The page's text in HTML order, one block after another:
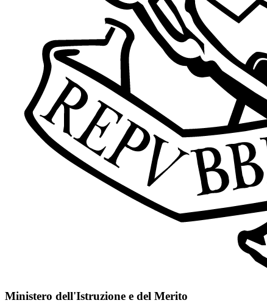
Ministero dell'Istruzione e del Merito